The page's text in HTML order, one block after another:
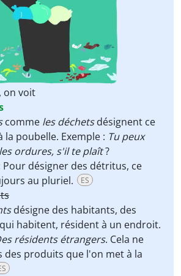
on voit
comme les déchetsdésignent ce
la poubelle. Exemple : Tu peux
ordures, s'il te plaît?
Pour désigner des détritus, ce
au pluriel.
ES
désigne des habitants, des
habitent, résident à un endroit.
résidents étrangers. Cela ne
des produits que l'on met à la